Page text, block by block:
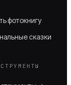
фотокнигу
сказки